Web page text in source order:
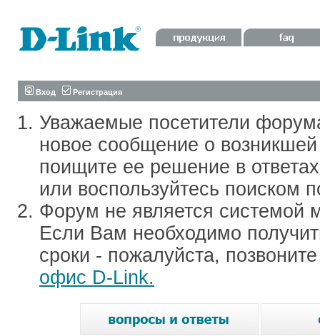
Вход Регистрация
Уважаемые посетители
новое сообщение о
поищите ее решение в
или воспользуйтесь поиском
Форум не является системой
Если Вам необходимо
сроки - пожалуйста,
офис D-Link.